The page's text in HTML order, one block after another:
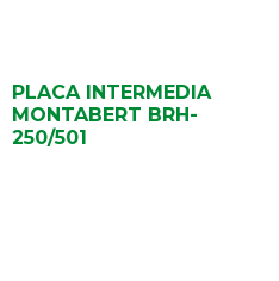
PLACA INTERMEDIA
MONTABERT BRH-
250/501